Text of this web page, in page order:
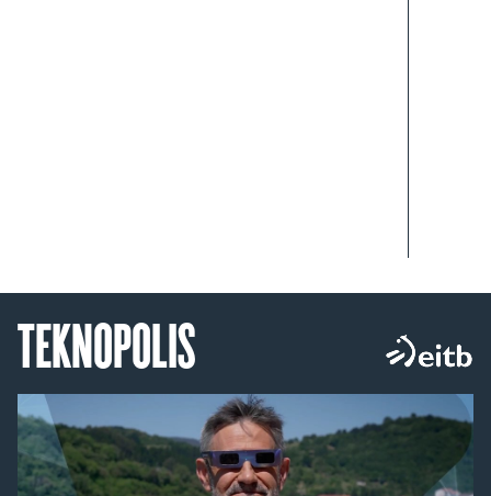
TEKNOPOLIS